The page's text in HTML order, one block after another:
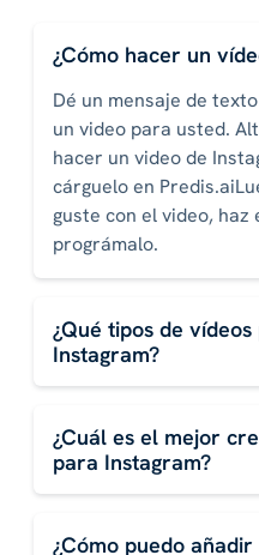
¿Cómo hacer un
Dé un mensaje de
un video para usted.
hacer un video de
cárguelo en
guste con el video,
prográmalo.
¿Qué tipos de
Instagram?
¿Cuál es el mejor
para Instagram?
¿Cómo puedo